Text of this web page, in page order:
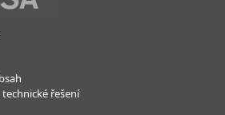
technické řešení